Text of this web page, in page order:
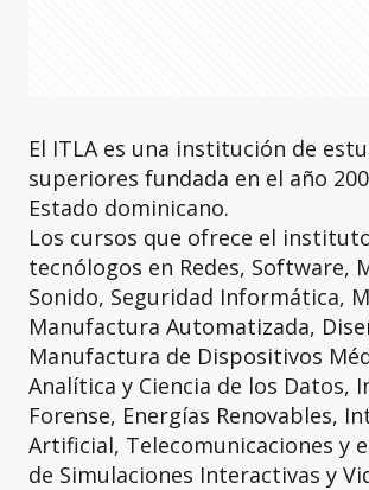
El ITLA es una institución de
superiores fundada en el año
Estado dominicano.
Los cursos que ofrece el
tecnólogos en Redes, Software,
Sonido, Seguridad Informática,
Manufactura Automatizada,
Manufactura de Dispositivos
Analítica y Ciencia de los Datos,
Forense, Energías Renovables,
Artificial, Telecomunicaciones y
de Simulaciones Interactivas y